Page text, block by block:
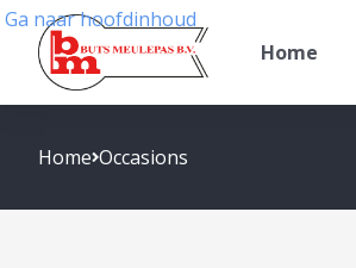
Ga naar hoofdinhoud
Home
Home Occasions